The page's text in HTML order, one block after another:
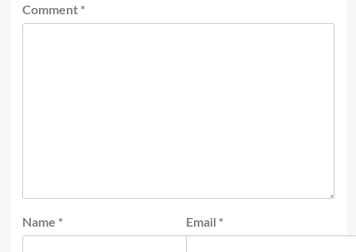
Comment *
Name * Email *